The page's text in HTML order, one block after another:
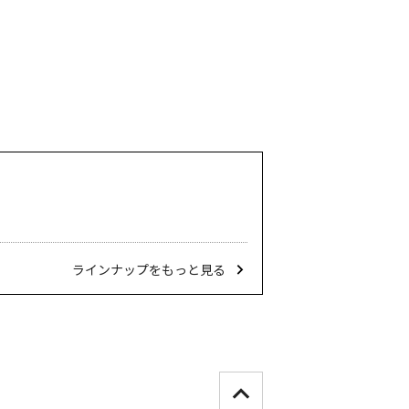
ラインナップをもっと見る